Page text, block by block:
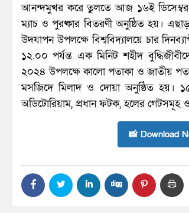
আনন্দমুখর করে তুলতে আজ ১৬ই ডিসেম্বর
ম্যাচ ও পুরষ্কার বিতরণী অনুষ্ঠিত হয়।
উদযাপন উপলক্ষে বিশ্ববিদ্যালয়ে চার
১২.০০ পর্যন্ত এক মিনিট শহীদ
২০২৪ উপলক্ষে কালো পতাকা ও জাতীয়
মসজিদে মিলাদ ও দোয়া অনুষ্ঠিত হয়। ১৫
অডিটোরিয়াম, প্রধান ফটক, হলের
📸 Download